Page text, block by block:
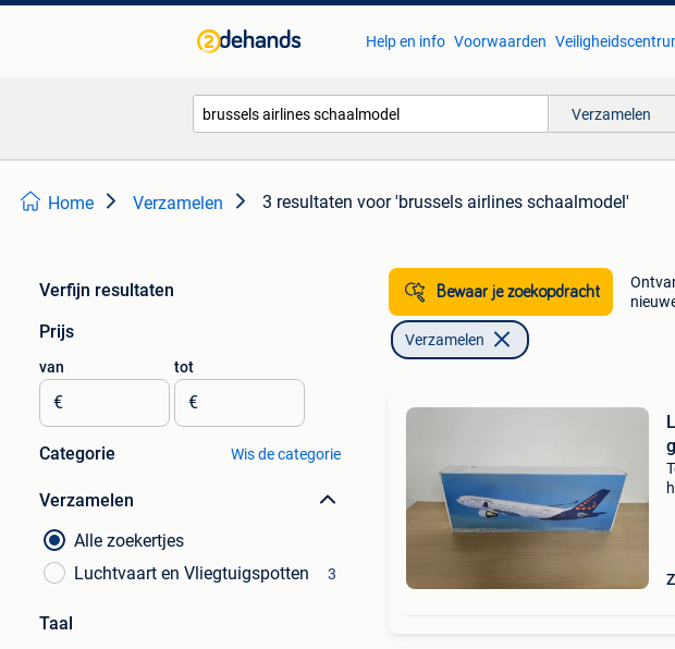
Help en info Voorwaarden
Verzamelen
Home Verzamelen 3 resultaten voor 'brussels airlines schaalmodel'
Verfijn resultaten
Prijs
van
€
tot
€
Categorie Wis de categorie
Verzamelen
Alle zoekertjes
Luchtvaart en Vliegtuigspotten
3
Taal
Bewaar je zoekopdracht
Verzamelen